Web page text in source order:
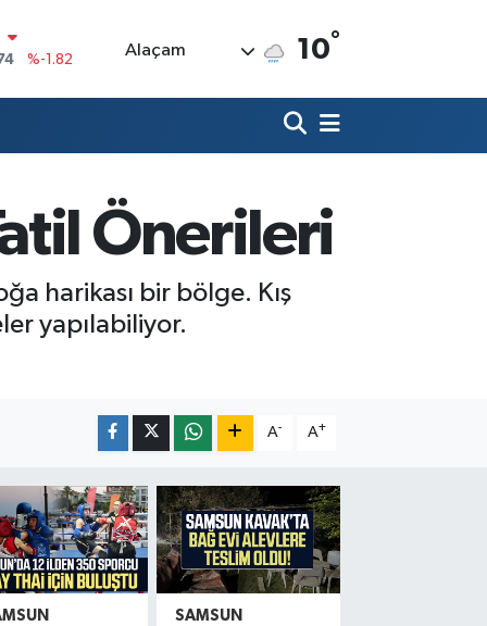
%0.02
%0
Alaçam 10°
Önerileri
harikası bir bölge. Kış
yapılabiliyor.
A- A+
SAMSUN